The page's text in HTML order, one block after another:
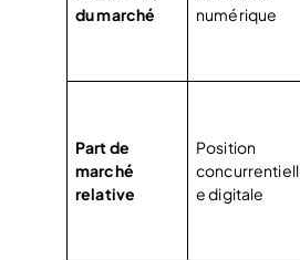
du marché
numérique
Part de
marché
relative
Position
concurrentiell
e digitale